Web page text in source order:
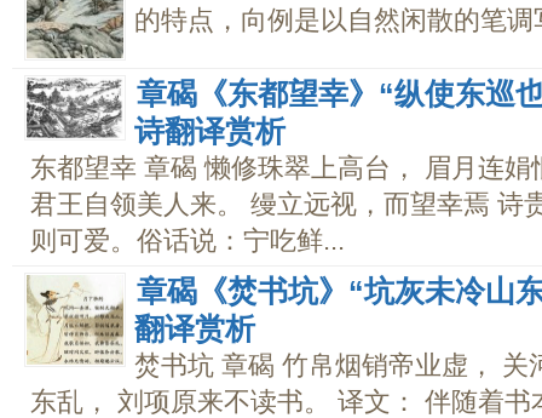
的特点，向例是以自然闲散的笔
章碣《东都望幸》“纵使东巡
诗翻译赏析
东都望幸 章碣 懒修珠翠上高台， 眉月连
君王自领美人来。 缦立远视，而望幸焉 诗
则可爱。俗话说：宁吃鲜...
章碣《焚书坑》“坑灰未冷山
翻译赏析
焚书坑 章碣 竹帛烟销帝业虚， 关
东乱， 刘项原来不读书。 译文： 伴随着